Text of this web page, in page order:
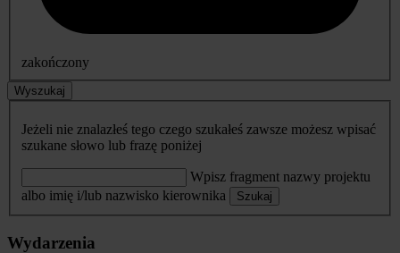
zakończony
Wyszukaj
Jeżeli nie znalazłeś tego czego szukałeś zawsze możesz wpisać
szukane słowo lub frazę poniżej
Wpisz fragment nazwy projektu
albo imię i/lub nazwisko kierownika
Szukaj
Wydarzenia